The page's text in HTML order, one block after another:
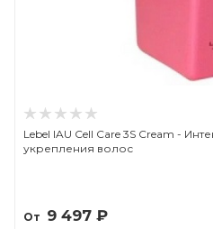
Lebel IAU Cell Care 3S Cream -
укрепления волос
От 9 497 ₽